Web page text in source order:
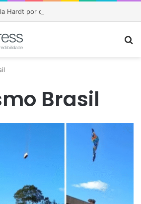
Brasil